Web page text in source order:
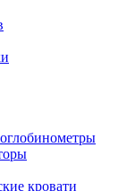
кровати